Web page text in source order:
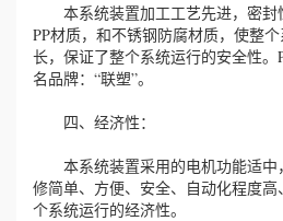
本系统装置加工工艺先进，密封
PP材质，和不锈钢防腐材质，使整
长，保证了整个系统运行的安全性。
名品牌：“联塑”。
四、经济性：
本系统装置采用的电机功能适中
修简单、方便、安全、自动化程度
个系统运行的经济性。